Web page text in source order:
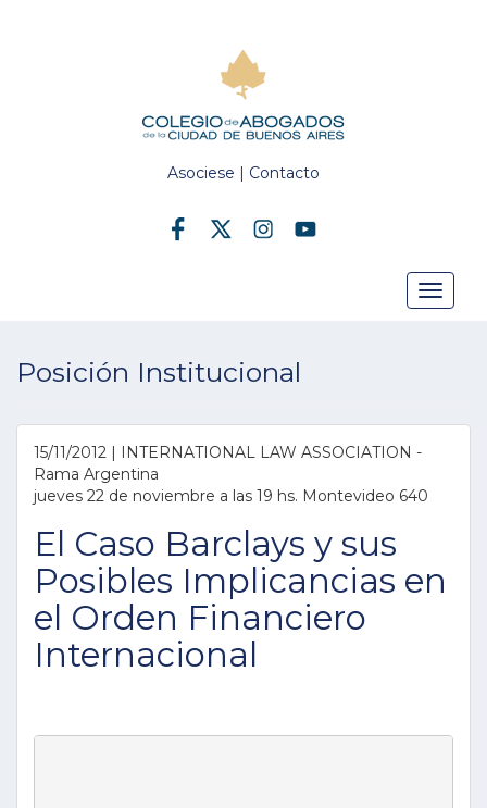
Asociese | Contacto
Toggle
Posición Institucional
15/11/2012 | INTERNATIONAL LAW ASSOCIATION -
Rama Argentina
jueves 22 de noviembre a las 19 hs. Montevideo 640
El Caso Barclays y sus
Posibles Implicancias en
el Orden Financiero
Internacional